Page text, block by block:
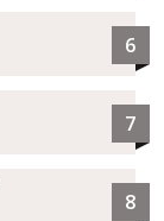
6
7
8